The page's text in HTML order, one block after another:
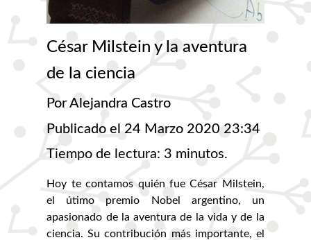
César Milstein y la aventura
de la ciencia
Por Alejandra Castro
Publicado el 24 Marzo 2020 23:34
Tiempo de lectura: 3 minutos.
Hoy te contamos quién fue César Milstein,
el útimo premio Nobel argentino, un
apasionado de la aventura de la vida y de la
ciencia. Su contribución más importante, el